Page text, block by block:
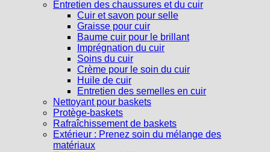
Entretien des chaussures et du cuir
Cuir et savon pour selle
Graisse pour cuir
Baume cuir pour le brillant
Imprégnation du cuir
Soins du cuir
Crème pour le soin du cuir
Huile de cuir
Entretien des semelles en cuir
Nettoyant pour baskets
Protège-baskets
Rafraîchissement de baskets
Extérieur : Prenez soin du mélange des
matériaux